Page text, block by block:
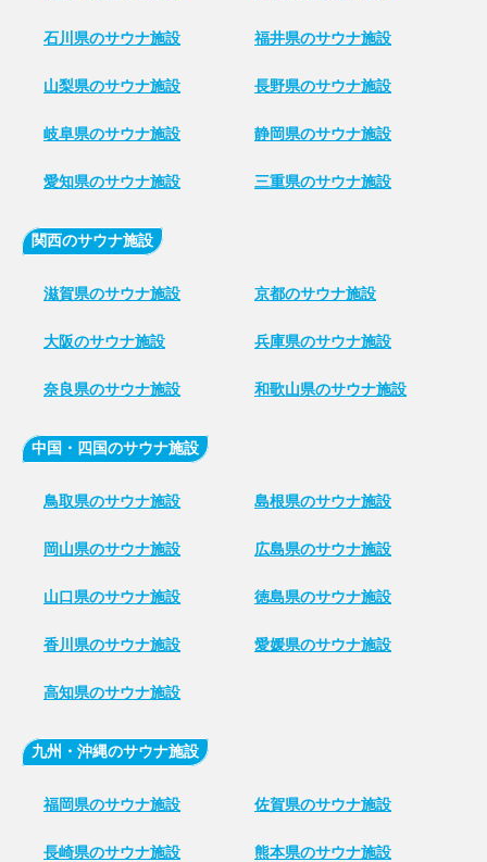
石川県のサウナ施設 福井県のサウナ施設
山梨県のサウナ施設 長野県のサウナ施設
岐阜県のサウナ施設 静岡県のサウナ施設
愛知県のサウナ施設 三重県のサウナ施設
関西のサウナ施設
滋賀県のサウナ施設 京都のサウナ施設
大阪のサウナ施設 兵庫県のサウナ施設
奈良県のサウナ施設 和歌山県のサウナ施設
中国・四国のサウナ施設
鳥取県のサウナ施設 島根県のサウナ施設
岡山県のサウナ施設 広島県のサウナ施設
山口県のサウナ施設 徳島県のサウナ施設
香川県のサウナ施設 愛媛県のサウナ施設
高知県のサウナ施設
九州・沖縄のサウナ施設
福岡県のサウナ施設 佐賀県のサウナ施設
長崎県のサウナ施設 熊本県のサウナ施設